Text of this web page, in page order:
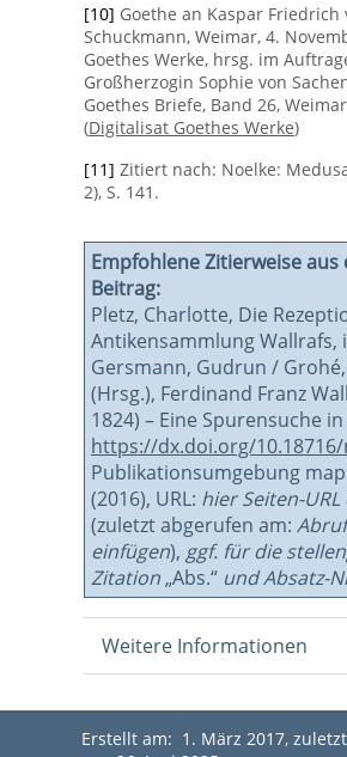
[10] Goethe an Kaspar Friedrich
Schuckmann, Weimar, 4.
Goethes Werke, hrsg. im
Großherzogin Sophie von
Goethes Briefe, Band 26,
(Digitalisat Goethes Werke)
[11] Zitiert nach: Noelke:
2), S. 141.
Empfohlene Zitierweise aus
Beitrag:
Pletz, Charlotte, Die
Antikensammlung Wallrafs,
Gersmann, Gudrun /
(Hrsg.), Ferdinand Franz
1824) – Eine Spurensuche
https://dx.doi.org/10.18716/
Publikationsumgebung
(2016), URL: hier Seiten-
(zuletzt abgerufen am:
einfügen), ggf. für die
Zitation„Abs.“und Absatz-
Weitere Informationen
Erstellt am: 1. März 2017,